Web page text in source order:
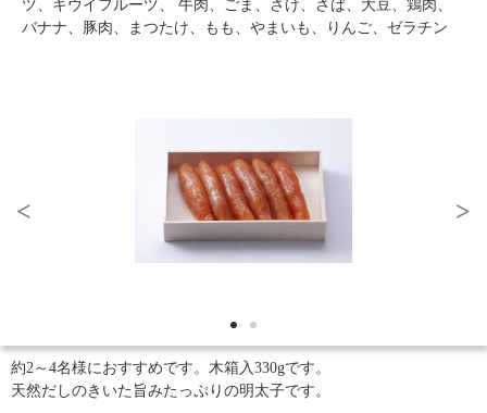
ツ、キウイフルーツ、 牛肉、ごま、さけ、さば、大豆、鶏肉、
バナナ、豚肉、まつたけ、もも、やまいも、りんご、ゼラチン
< >
約2～4名様におすすめです。木箱入330gです。
天然だしのきいた旨みたっぷりの明太子です。